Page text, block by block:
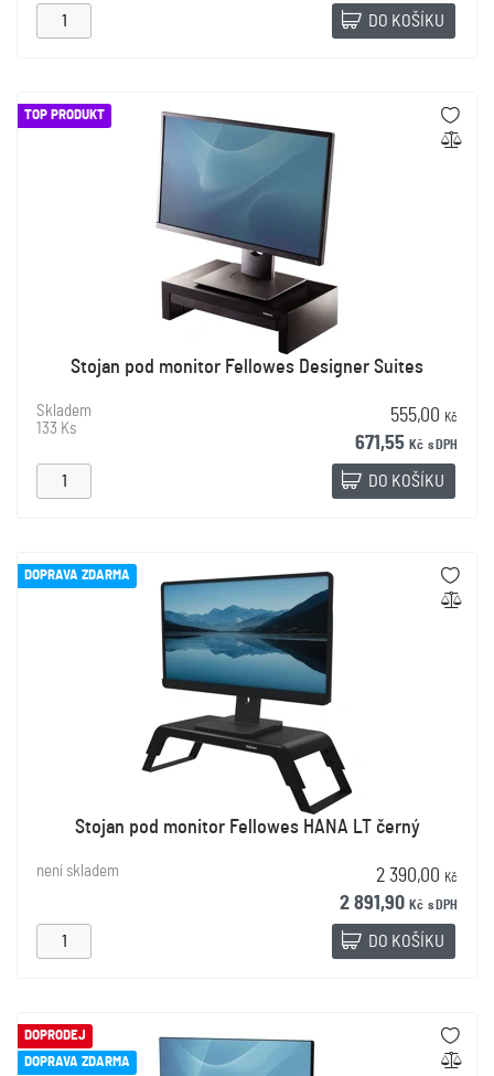
DO KOŠÍKU
TOP PRODUKT
Stojan pod monitor Fellowes Designer Suites
Skladem
133 Ks
555,00 Kč
671,55 Kč s DPH
DO KOŠÍKU
DOPRAVA ZDARMA
Stojan pod monitor Fellowes HANA LT černý
není skladem 2 390,00 Kč
2 891,90 Kč s DPH
DO KOŠÍKU
DOPRODEJ
DOPRAVA ZDARMA